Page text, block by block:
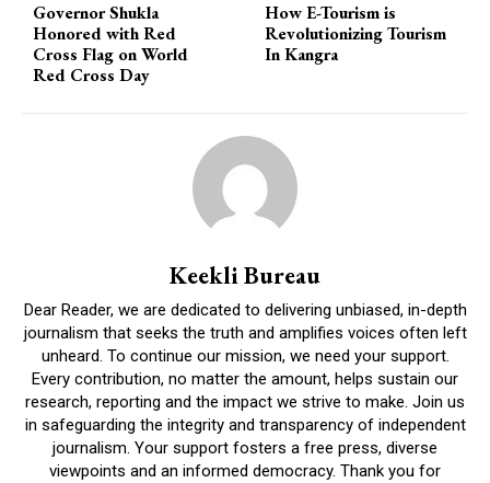
Governor Shukla
Honored with Red
Cross Flag on World
Red Cross Day
How E-Tourism is
Revolutionizing Tourism
In Kangra
Keekli Bureau
Dear Reader, we are dedicated to delivering unbiased, in-depth
journalism that seeks the truth and amplifies voices often left
unheard. To continue our mission, we need your support.
Every contribution, no matter the amount, helps sustain our
research, reporting and the impact we strive to make. Join us
in safeguarding the integrity and transparency of independent
journalism. Your support fosters a free press, diverse
viewpoints and an informed democracy. Thank you for